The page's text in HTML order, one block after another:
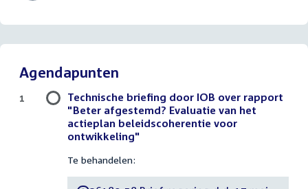
Agendapunten
Technische briefing door IOB over rapport
"Beter afgestemd? Evaluatie van het
actieplan beleidscoherentie voor
ontwikkeling"
Te behandelen:
1